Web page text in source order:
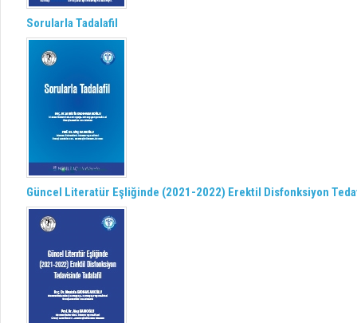
Sorularla Tadalafil
Güncel Literatür Eşliğinde (2021-2022) Erektil Disfonksiyon